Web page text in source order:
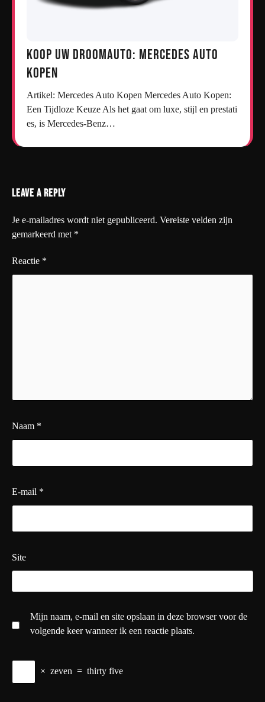
Koop uw droomauto: Mercedes auto
kopen
Artikel: Mercedes Auto Kopen Mercedes Auto Kopen:
Een Tijdloze Keuze Als het gaat om luxe, stijl en prestati
es, is Mercedes-Benz…
Leave a Reply
Je e-mailadres wordt niet gepubliceerd. Vereiste velden zijn
gemarkeerd met *
Reactie *
Naam *
E-mail *
Site
Mijn naam, e-mail en site opslaan in deze browser voor de
volgende keer wanneer ik een reactie plaats.
× zeven = thirty five